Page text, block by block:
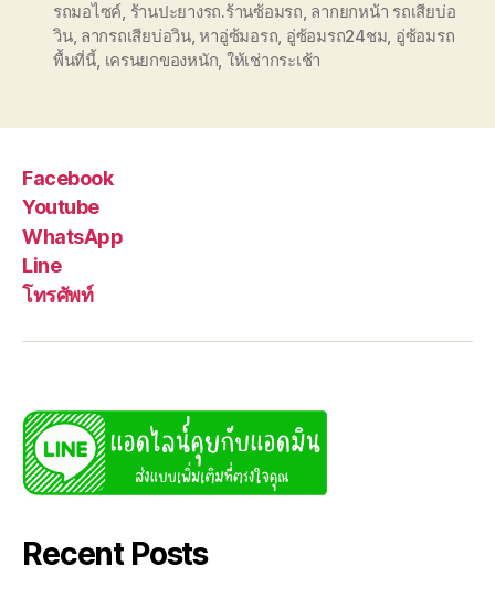
รถมอไซค์, ร้านปะยางรถ.ร้านซ้อมรถ, ลากยกหน้า รถเสียบ่อ
วิน, ลากรถเสียบ่อวิน,หาอู่ซ้มอรถ, อู่ซ้อมรถ24ชม, อู่ซ้อมรถ
พื้นที่นี้, เครนยกของหนัก, ให้เช่ากระเช้า
Facebook
Youtube
WhatsApp
Line
โทรศัพท์
Recent Posts